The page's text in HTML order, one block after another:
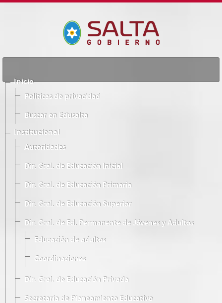
Inicio
Políticas de privacidad
Buscar en Edusalta
Institucional
Autoridades
Dir. Gral. de Educación Inicial
Dir. Gral. de Educación Primaria
Dir. Gral. de Educación Superior
Dir. Gral. de Ed. Permanente de Jóvenes y Adultos
Educación de adultos
Coordinaciones
Dir. Gral. de Educación Privada
Secretaría de Planeamiento Educativo